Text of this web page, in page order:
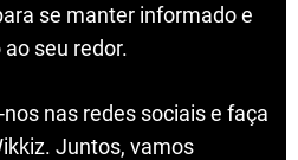
se manter informado e
seu redor.
nas redes sociais e faça
Juntos, vamos